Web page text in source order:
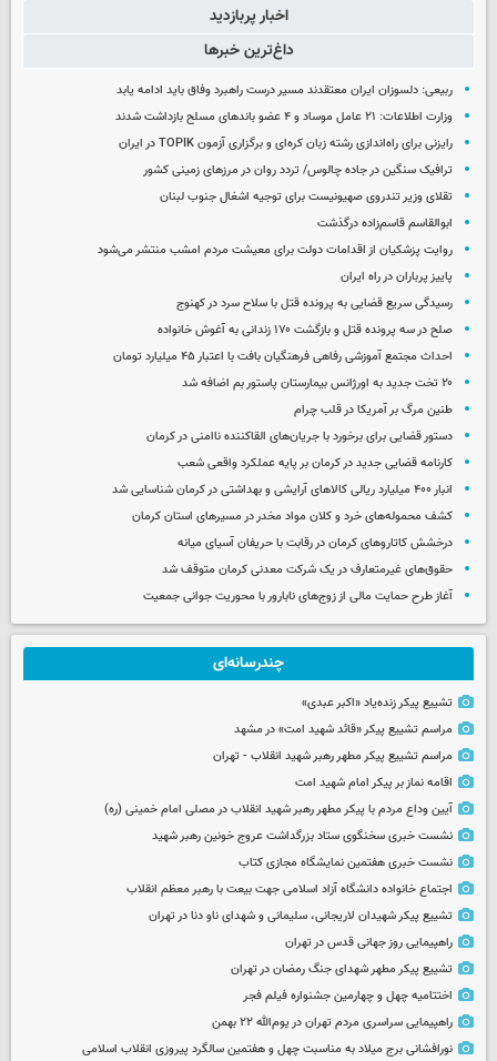
اخبار پربازدید
داغ‌ترین خبرها
ربیعی: دلسوزان ایران معتقدند مسیر درست راهبرد وفاق باید ادامه یابد
وزارت اطلاعات: ۲۱ عامل موساد و ۴ عضو باندهای مسلح بازداشت شدند
رایزنی برای راه‌اندازی رشته زبان کره‌ای و برگزاری آزمون TOPIK در ایران
ترافیک سنگین در جاده چالوس/ تردد روان در مرزهای زمینی کشور
تقلای وزیر تندروی صهیونیست برای توجیه اشغال جنوب لبنان
ابوالقاسم قاسم‌زاده درگذشت
روایت پزشکیان از اقدامات دولت برای معیشت مردم امشب منتشر می‌شود
پاییز پرباران در راه ایران
رسیدگی سریع قضایی به پرونده قتل با سلاح سرد در کهنوج
صلح در سه پرونده قتل و بازگشت ۱۷۰ زندانی به آغوش خانواده
احداث مجتمع آموزشی رفاهی فرهنگیان بافت با اعتبار ۴۵ میلیارد تومان
۲۰ تخت جدید به اورژانس بیمارستان پاستور بم اضافه شد
طنین مرگ بر آمریکا در قلب چرام
دستور قضایی برای برخورد با جریان‌های القاکننده ناامنی در کرمان
کارنامه قضایی جدید در کرمان بر پایه عملکرد واقعی شعب
انبار ۴۰۰ میلیارد ریالی کالاهای آرایشی و بهداشتی در کرمان شناسایی شد
کشف محموله‌های خرد و کلان مواد مخدر در مسیرهای استان کرمان
درخشش کاتاروهای کرمان در رقابت با حریفان آسیای میانه
حقوق‌های غیرمتعارف در یک شرکت معدنی کرمان متوقف شد
آغاز طرح حمایت مالی از زوج‌های نابارور با محوریت جوانی جمعیت
چندرسانه‌ای
تشییع پیکر زنده‌یاد «اکبر عبدی»
مراسم تشییع پیکر «قائد شهید امت» در مشهد
مراسم تشییع پیکر مطهر رهبر شهید انقلاب - تهران
اقامه نماز بر پیکر امام شهید امت
آیین وداع مردم با پیکر مطهر رهبر شهید انقلاب در مصلی امام خمینی (ره)
نشست خبری سخنگوی ستاد بزرگداشت عروج خونین رهبر شهید
نشست خبری هفتمین نمایشگاه مجازی کتاب
اجتماع خانواده دانشگاه آزاد اسلامی جهت بیعت با رهبر معظم انقلاب
تشییع پیکر شهیدان لاریجانی، سلیمانی و شهدای ناو دنا در تهران
راهپیمایی روز جهانی قدس در تهران
تشییع پیکر مطهر شهدای جنگ رمضان در تهران
اختتامیه چهل و چهارمین جشنواره فیلم فجر
راهپیمایی سراسری مردم تهران در یوم‌الله ۲۲ بهمن
نورافشانی برج میلاد به مناسبت چهل‌ و هفتمین سالگرد پیروزی انقلاب اسلامی